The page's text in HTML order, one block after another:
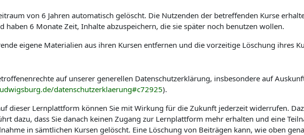
von 6 Jahren automatisch gelöscht. Die Nutzenden der betreffenden Kurse
haben 6 Monate Zeit, Inhalte abzuspeichern, die sie später noch benutzen wollen.
eigene Materialien aus ihren Kursen entfernen und die vorzeitige Löschung ihres
auf unserer generellen Datenschutzerklärung, insbesondere auf
datenschutzerklaerung#c72925).
dieser Lernplattform können Sie mit Wirkung für die Zukunft jederzeit widerrufen.
dazu, dass Sie danach keinen Zugang zur Lernplattform mehr erhalten und eine
in sämtlichen Kursen gelöscht. Eine Löschung von Beiträgen kann, wie oben